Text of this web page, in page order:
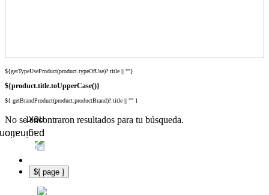
${getTypeUseProduct(product.typeOfUse)?.title || ""}
${product.title.toUpperCase()}
${ getBrandProduct(product.productBrand)?.title || "" }
No se encontraron resultados para tu búsqueda.
${ page }